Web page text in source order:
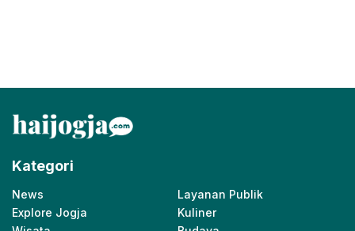
Kategori
News
Layanan Publik
Explore Jogja
Kuliner